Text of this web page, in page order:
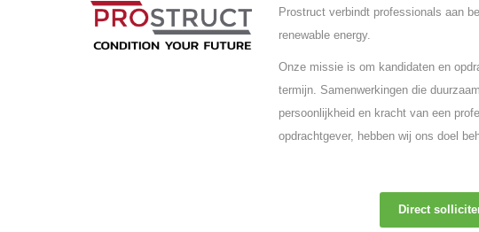
Prostruct verbindt professionals aan
renewable energy.
Onze missie is om kandidaten en
termijn. Samenwerkingen die
persoonlijkheid en kracht van een
opdrachtgever, hebben wij ons doel
Direct